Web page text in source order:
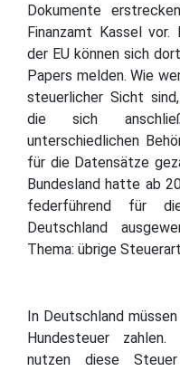
Dokumente
Finanzamt Kassel
der EU können sich
Papers melden. Wie
steuerlicher Sicht
die sich
unterschiedlichen
für die Datensätze
Bundesland hatte ab
federführend für
Deutschland
Thema: übrige
In Deutschland
Hundesteuer
nutzen diese